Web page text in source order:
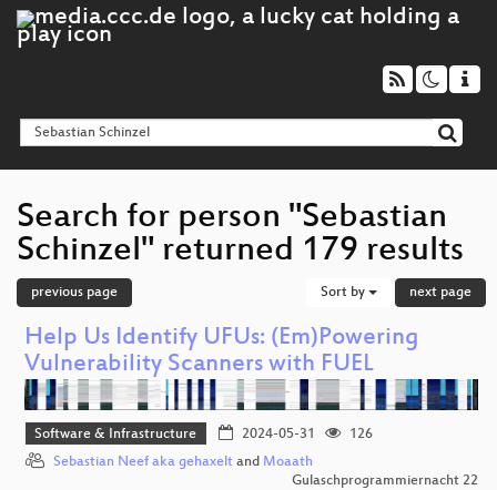
Search for person "Sebastian
Schinzel" returned 179 results
previous page Sort by next page
Help Us Identify UFUs: (Em)Powering
Vulnerability Scanners with FUEL
Software & Infrastructure 2024-05-31
126
Sebastian Neef aka gehaxelt and Moaath
Gulaschprogrammiernacht 22